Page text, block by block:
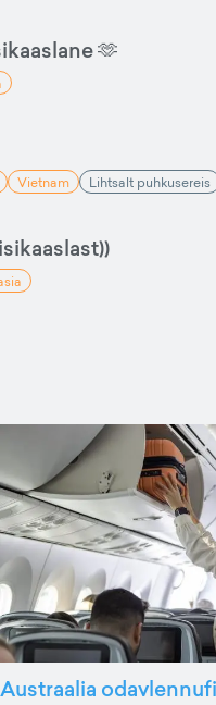
🫶
Vietnam Lihtsalt puhkusereis
Austraalia